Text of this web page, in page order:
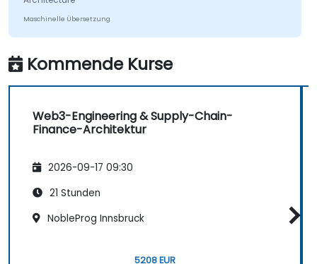
von Oracles (z.B. Chainlink) zu entwerfen,
Zahlungen auszulösen.
Maschinelle Übersetzung
Kommende Kurse
Web3-Engineering & Supply-Chain-
Finance-Architektur
2026-09-17 09:30
21 Stunden
NobleProg Innsbruck
5208 EUR